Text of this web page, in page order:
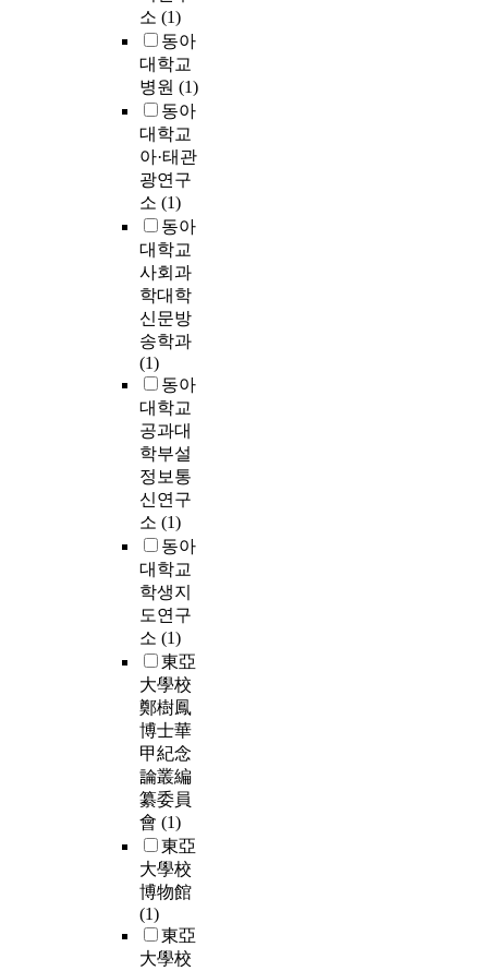
소 (1)
동아
대학교
병원 (1)
동아
대학교
아·태관
광연구
소 (1)
동아
대학교
사회과
학대학
신문방
송학과
(1)
동아
대학교
공과대
학부설
정보통
신연구
소 (1)
동아
대학교
학생지
도연구
소 (1)
東亞
大學校
鄭樹鳳
博士華
甲紀念
論叢編
纂委員
會 (1)
東亞
大學校
博物館
(1)
東亞
大學校